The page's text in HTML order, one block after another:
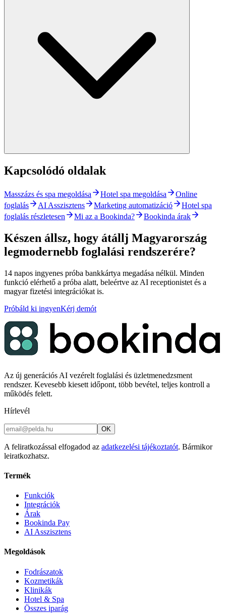
Kapcsolódó oldalak
Masszázs és spa megoldása Hotel spa megoldása
Online
foglalás
AI Asszisztens Marketing automatizáció
Hotel spa
foglalás részletesen
Mi az a Bookinda? Bookinda árak
Készen állsz, hogy átállj Magyarország
legmodernebb foglalási rendszerére?
14 napos ingyenes próba bankkártya megadása nélkül. Minden
funkció elérhető a próba alatt, beleértve az AI receptionistet és a
magyar fizetési integrációkat is.
Próbáld ki ingyenKérj demót
Az új generációs AI vezérelt foglalási és üzletmenedzsment
rendszer. Kevesebb kiesett időpont, több bevétel, teljes kontroll a
működés felett.
Hírlevél
OK
A feliratkozással elfogadod az adatkezelési tájékoztatót. Bármikor
leiratkozhatsz.
Termék
Funkciók
Integrációk
Árak
Bookinda Pay
AI Asszisztens
Megoldások
Fodrászatok
Kozmetikák
Klinikák
Hotel & Spa
Összes iparág